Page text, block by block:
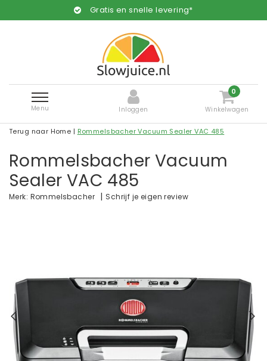
Gratis en snelle levering*
Menu Inloggen
0
Winkelwagen
Terug naar Home | Rommelsbacher Vacuum Sealer VAC 485
Rommelsbacher Vacuum
Sealer VAC 485
Merk: Rommelsbacher | Schrijf je eigen review